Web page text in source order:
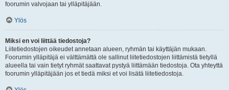
foorumin valvojaan tai ylläpitäjään.
Ylös
Miksi en voi liittää tiedostoja?
Liitetiedostojen oikeudet annetaan alueen, ryhmän tai käyttäjän mukaan.
Foorumin ylläpitäjä ei välttämättä ole sallinut liitetiedostojen liittämistä tietyllä
alueella tai vain tietyt ryhmät saattavat pystyä liittämään tiedostoja. Ota yhteyttä
foorumin ylläpitäjään jos et tiedä miksi et voi lisätä liitetiedostoja.